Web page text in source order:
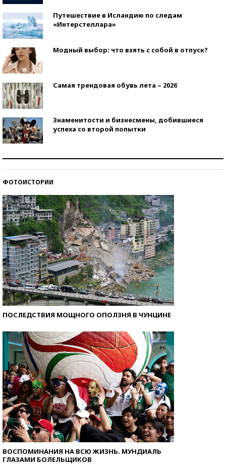
Путешествие в Исландию по следам
«Интерстеллара»
Модный выбор: что взять с собой в отпуск?
Самая трендовая обувь лета – 2026
Знаменитости и бизнесмены, добившиеся
успеха со второй попытки
ФОТОИСТОРИИ
ПОСЛЕДСТВИЯ МОЩНОГО ОПОЛЗНЯ В ЧУНЦИНЕ
ВОСПОМИНАНИЯ НА ВСЮ ЖИЗНЬ. МУНДИАЛЬ
ГЛАЗАМИ БОЛЕЛЬЩИКОВ